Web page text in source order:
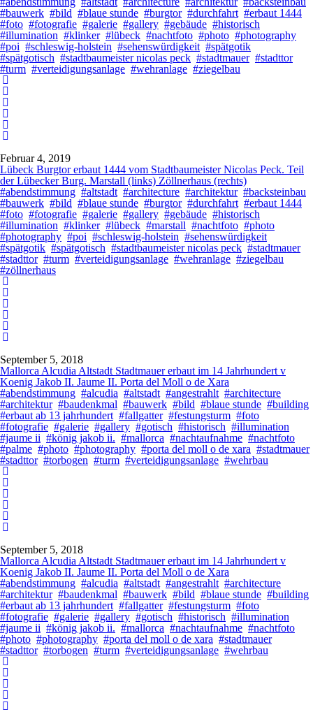
#bauwerk #bild #blaue stunde #burgtor #durchfahrt #erbaut 1444
#foto #fotografie #galerie #gallery #gebäude #historisch
#illumination #klinker #lübeck #nachtfoto #photo #photography
#poi #schleswig-holstein #sehenswürdigkeit #spätgotik
#spätgotisch #stadtbaumeister nicolas peck #stadtmauer #stadttor
#turm #verteidigungsanlage #wehranlage #ziegelbau
Februar 4, 2019
Lübeck Burgtor erbaut 1444 vom Stadtbaumeister Nicolas Peck. Teil
der Lübecker Burg. Marstall (links) Zöllnerhaus (rechts)
#abendstimmung #altstadt #architecture #architektur #backsteinbau
#bauwerk #bild #blaue stunde #burgtor #durchfahrt #erbaut 1444
#foto #fotografie #galerie #gallery #gebäude #historisch
#illumination #klinker #lübeck #marstall #nachtfoto #photo
#photography #poi #schleswig-holstein #sehenswürdigkeit
#spätgotik #spätgotisch #stadtbaumeister nicolas peck #stadtmauer
#stadttor #turm #verteidigungsanlage #wehranlage #ziegelbau
#zöllnerhaus
September 5, 2018
Mallorca Alcudia Altstadt Stadtmauer erbaut im 14 Jahrhundert v
Koenig Jakob II. Jaume II. Porta del Moll o de Xara
#abendstimmung #alcudia #altstadt #angestrahlt #architecture
#architektur #baudenkmal #bauwerk #bild #blaue stunde #building
#erbaut ab 13 jahrhundert #fallgatter #festungsturm #foto
#fotografie #galerie #gallery #gotisch #historisch #illumination
#jaume ii #könig jakob ii. #mallorca #nachtaufnahme #nachtfoto
#palme #photo #photography #porta del moll o de xara #stadtmauer
#stadttor #torbogen #turm #verteidigungsanlage #wehrbau
September 5, 2018
Mallorca Alcudia Altstadt Stadtmauer erbaut im 14 Jahrhundert v
Koenig Jakob II. Jaume II. Porta del Moll o de Xara
#abendstimmung #alcudia #altstadt #angestrahlt #architecture
#architektur #baudenkmal #bauwerk #bild #blaue stunde #building
#erbaut ab 13 jahrhundert #fallgatter #festungsturm #foto
#fotografie #galerie #gallery #gotisch #historisch #illumination
#jaume ii #könig jakob ii. #mallorca #nachtaufnahme #nachtfoto
#photo #photography #porta del moll o de xara #stadtmauer
#stadttor #torbogen #turm #verteidigungsanlage #wehrbau